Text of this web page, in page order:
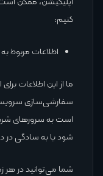
کنیم:
اطلاعات مربوط
ما از این اطلاعات
سفارشی‌سازی
است به سرورهای
شود یا به سادگی در
شما می‌توانید در هر